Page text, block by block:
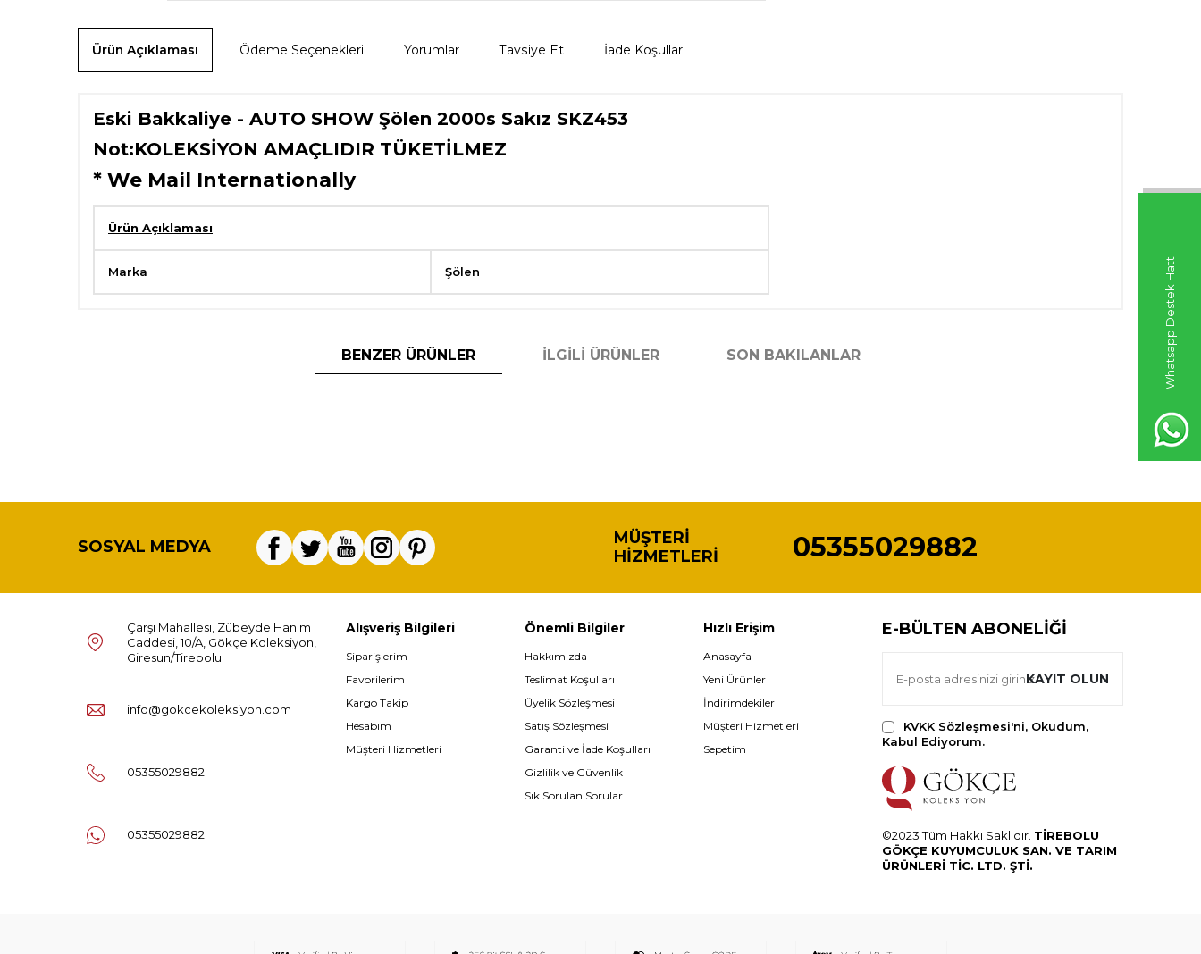
Whatsapp Destek Hattı
Ürün Açıklaması Ödeme Seçenekleri Yorumlar Tavsiye Et İade Koşulları
Eski Bakkaliye - AUTO SHOW Şölen 2000s Sakız SKZ453
Not:KOLEKSİYON AMAÇLIDIR TÜKETİLMEZ
* We Mail Internationally
Ürün Açıklaması
Marka Şölen
BENZER ÜRÜNLER İLGILI ÜRÜNLER SON BAKILANLAR
SOSYAL MEDYA
MÜŞTERI
HIZMETLERI
05355029882
Çarşı Mahallesi, Zübeyde Hanım
Caddesi, 10/A, Gökçe Koleksiyon,
Giresun/Tirebolu
info@gokcekoleksiyon.com
05355029882
05355029882
Alışveriş Bilgileri
Siparişlerim
Favorilerim
Kargo Takip
Hesabım
Müşteri Hizmetleri
Önemli Bilgiler
Hakkımızda
Teslimat Koşulları
Üyelik Sözleşmesi
Satış Sözleşmesi
Garanti ve İade Koşulları
Gizlilik ve Güvenlik
Sık Sorulan Sorular
Hızlı Erişim
Anasayfa
Yeni Ürünler
İndirimdekiler
Müşteri Hizmetleri
Sepetim
E-BÜLTEN ABONELIĞI
KAYIT OLUN
KVKK Sözleşmesi'ni, Okudum,
Kabul Ediyorum.
©2023 Tüm Hakkı Saklıdır. TİREBOLU
GÖKÇE KUYUMCULUK SAN. VE TARIM
ÜRÜNLERİ TİC. LTD. ŞTİ.